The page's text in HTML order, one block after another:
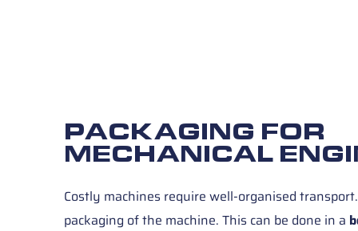
PACKAGING FOR
MECHANICAL
Costly machines require well-organised
packaging of the machine. This can be done in a